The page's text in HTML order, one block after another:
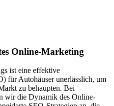
Online-Marketing
ist eine effektive
für Autohäuser unerlässlich, um
zu behaupten. Bei
wir die Dynamik des Online-